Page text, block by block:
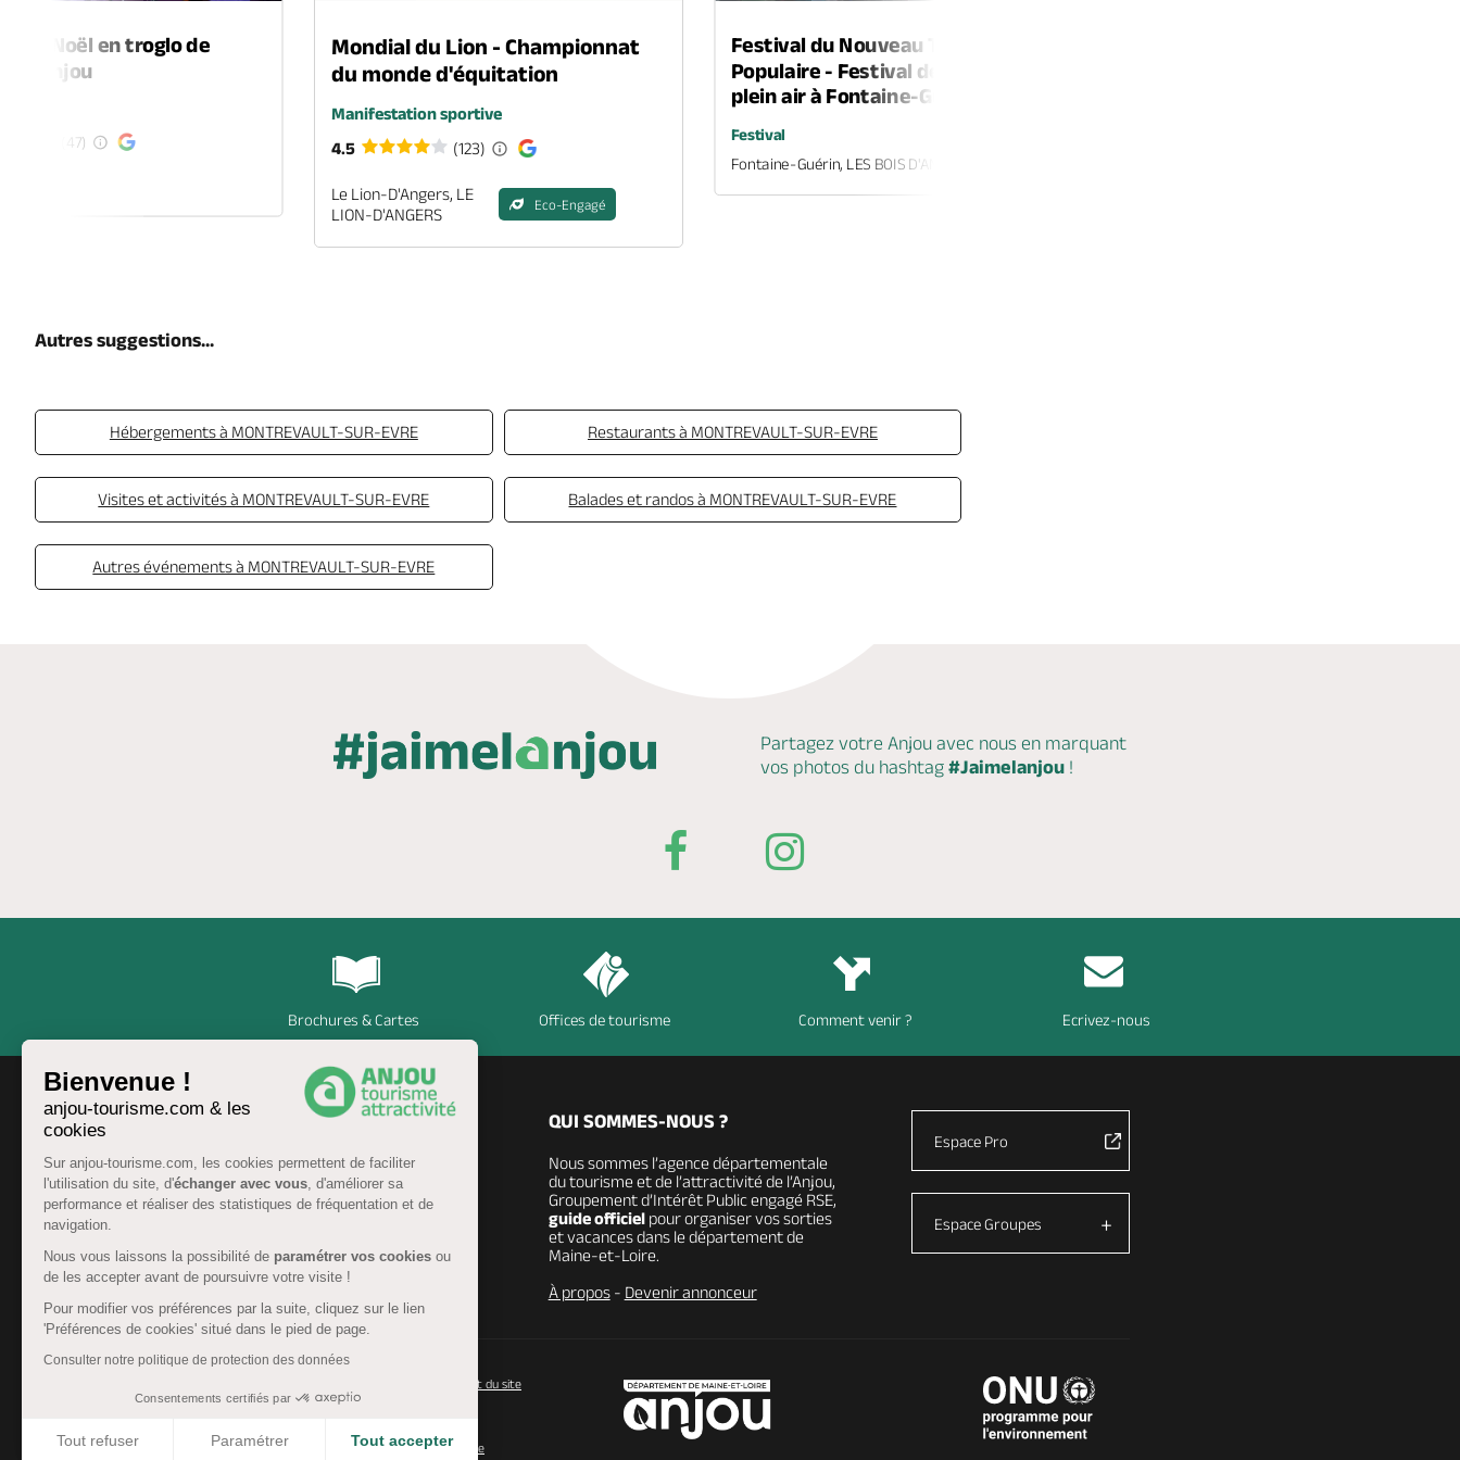
Bienvenue !
anjou-tourisme.com & les
cookies
Sur anjou-tourisme.com, les cookies permettent de faciliter
l'utilisation du site, d'échanger avec vous, d'améliorer sa
performance et réaliser des statistiques de fréquentation et de
navigation.
Nous vous laissons la possibilité de paramétrer vos cookies ou
de les accepter avant de poursuivre votre visite !
Pour modifier vos préférences par la suite, cliquez sur le lien
'Préférences de cookies' situé dans le pied de page.
Consulter notre politique de protection des données
Consentements certifiés par
Tout refuser Paramétrer Tout accepter
de Noël en troglo de
en-Anjou
(47)
Mondial du Lion - Championnat
du monde d'équitation
Manifestation sportive
4.5
(123)
Le Lion-D'Angers, LE
LION-D'ANGERS
Eco-Engagé
Festival du Nouveau Théâtre
Populaire - Festival de théâtre en
plein air à Fontaine-Guérin
Festival
Fontaine-Guérin, LES BOIS D'ANJOU
Autres suggestions...
Hébergements à MONTREVAULT-SUR-EVRE Restaurants à MONTREVAULT-SUR-EVRE
Visites et activités à MONTREVAULT-SUR-EVRE Balades et randos à MONTREVAULT-SUR-EVRE
Autres événements à MONTREVAULT-SUR-EVRE
Partagez votre Anjou avec nous en marquant
vos photos du hashtag #Jaimelanjou !
Brochures & Cartes Offices de tourisme Comment venir ? Ecrivez-nous
QUI SOMMES-NOUS ?
Nous sommes l’agence départementale
du tourisme et de l’attractivité de l’Anjou,
Groupement d’Intérêt Public engagé RSE,
guide officielpour organiser vos sorties
et vacances dans le département de
Maine-et-Loire.
À propos- Devenir annonceur
Espace Pro
Espace Groupes
Fonctionnement du site
CGU Réservation-Accessibilité : partiellement conforme